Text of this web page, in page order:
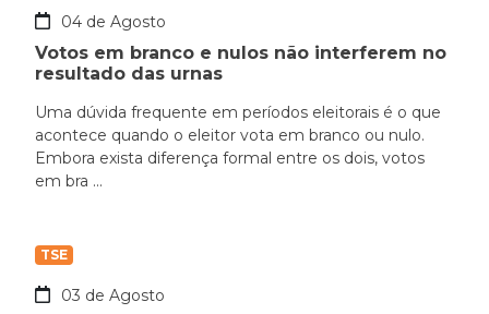
04 de Agosto
Votos em branco e nulos não interferem no
resultado das urnas
Uma dúvida frequente em períodos eleitorais é o que
acontece quando o eleitor vota em branco ou nulo.
Embora exista diferença formal entre os dois, votos
em bra ...
TSE
03 de Agosto